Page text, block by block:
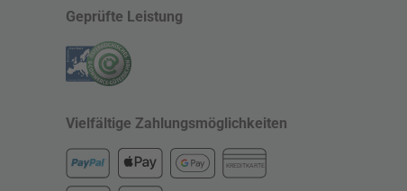
Geprüfte Leistung
Vielfältige Zahlungsmöglichkeiten
KREDITKARTE